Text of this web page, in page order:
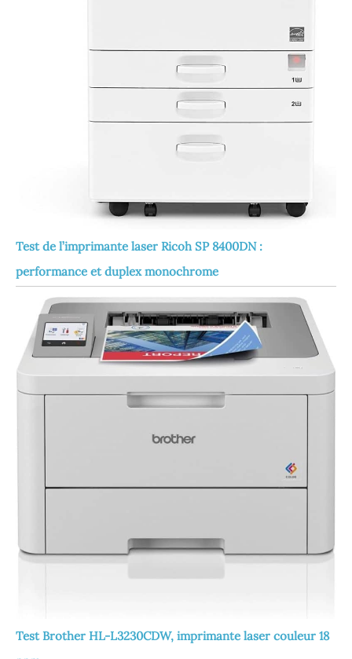
Test de l’imprimante laser Ricoh SP 8400DN :
performance et duplex monochrome
Test Brother HL-L3230CDW, imprimante laser couleur 18